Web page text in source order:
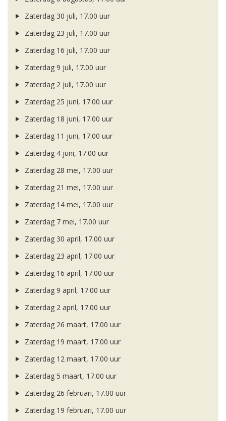
Zaterdag 30 juli, 17.00 uur
Zaterdag 23 juli, 17.00 uur
Zaterdag 16 juli, 17.00 uur
Zaterdag 9 juli, 17.00 uur
Zaterdag 2 juli, 17.00 uur
Zaterdag 25 juni, 17.00 uur
Zaterdag 18 juni, 17.00 uur
Zaterdag 11 juni, 17.00 uur
Zaterdag 4 juni, 17.00 uur
Zaterdag 28 mei, 17.00 uur
Zaterdag 21 mei, 17.00 uur
Zaterdag 14 mei, 17.00 uur
Zaterdag 7 mei, 17.00 uur
Zaterdag 30 april, 17.00 uur
Zaterdag 23 april, 17.00 uur
Zaterdag 16 april, 17.00 uur
Zaterdag 9 april, 17.00 uur
Zaterdag 2 april, 17.00 uur
Zaterdag 26 maart, 17.00 uur
Zaterdag 19 maart, 17.00 uur
Zaterdag 12 maart, 17.00 uur
Zaterdag 5 maart, 17.00 uur
Zaterdag 26 februari, 17.00 uur
Zaterdag 19 februari, 17.00 uur